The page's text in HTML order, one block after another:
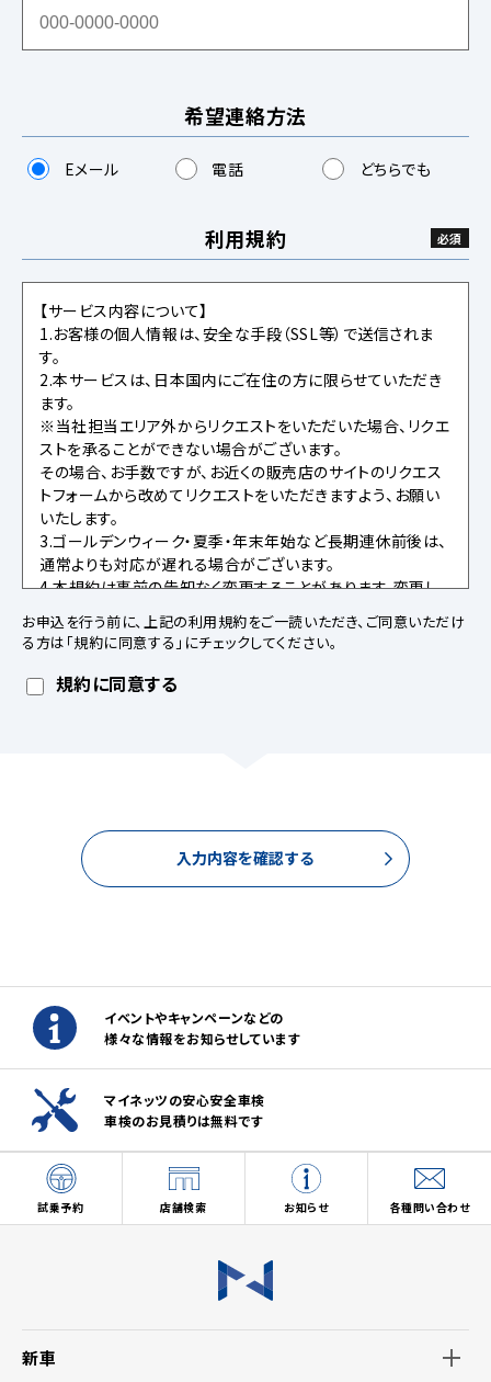
希望連絡方法
Eメール 電話 どちらでも
利用規約
【サービス内容について】
1.お客様の個人情報は、安全な手段（SSL等）で送信されま
す。
2.本サービスは、日本国内にご在住の方に限らせていただき
ます。
※当社担当エリア外からリクエストをいただいた場合、リクエ
ストを承ることができない場合がございます。
その場合、お手数ですが、お近くの販売店のサイトのリクエス
トフォームから改めてリクエストをいただきますよう、お願い
いたします。
3.ゴールデンウィーク・夏季・年末年始など長期連休前後は、
通常よりも対応が遅れる場合がございます。
4.本規約は事前の告知なく変更することがあります。変更し
た内容は本ページにてご確認いただくものとします。
【個人情報の取扱について】
1.当社ホームページ上に掲示する「プライバシー・ポリシー」
に基づき、適切に取り扱うものとします。
な確認や連絡をするため。
(2)本リクエストに関するお問い合わせやご要望に対し適切に
対応をするため。
含みます。郵便、電話、電子メール、訪問等の方法によりご案
内・ご提案いたします。）
(4)当社が取り扱う商品・サービスに関し、商品開発および品
質の向上、またはお客様満足度向上策を検討するため。（郵
便、電話、電子メール、訪問等の方法により実施し、アンケート
調査を含みます。）
要望に対し適切に対応するため。
(6)店舗の新設・移転、担当者の異動や変更等についてご案内
するため。（郵便、電話、電子メール、訪問等の方法によりご案
内します。）
3.当社ホームページ上に掲示する「プライバシー・ポリシー」
に記載の「お客様情報相談窓口」にお問い合わせいただくこ
とで、ご本人からのご請求であることを確認の上で、お客様の
個人情報の利用を停止することが出来ます。
※利用停止した場合でも、商品・サービスの不具合などお客
様保護の観点で必要なご連絡をさせていただく場合がありま
お申込を行う前に、上記の利用規約をご一読いただき、ご同意いただけ
る方は「規約に同意する」にチェックしてください。
規約に同意する
入力内容を確認する
イベントやキャンペーンなどの
様々な情報をお知らせしています
マイネッツの安心安全車検
車検のお見積りは無料です
試乗予約 店舗検索 お知らせ 各種問い合わせ
新車